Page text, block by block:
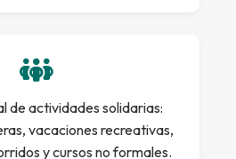
de actividades solidarias:
vacaciones recreativas,
y cursos no formales.